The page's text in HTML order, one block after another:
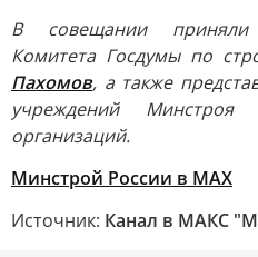
В совещании приняли
Комитета Госдумы по
Пахомов, а также
учреждений
организаций.
Минстрой России в MAX
Источник: Канал в МАКС